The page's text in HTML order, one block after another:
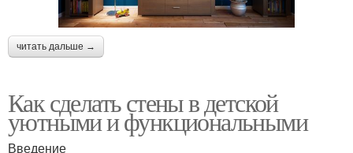
читать дальше →
Как сделать стены в детской
уютными и функциональными
Введение